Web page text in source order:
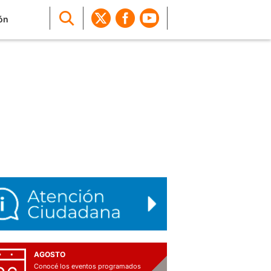
AGOSTO
Conocé los eventos programados